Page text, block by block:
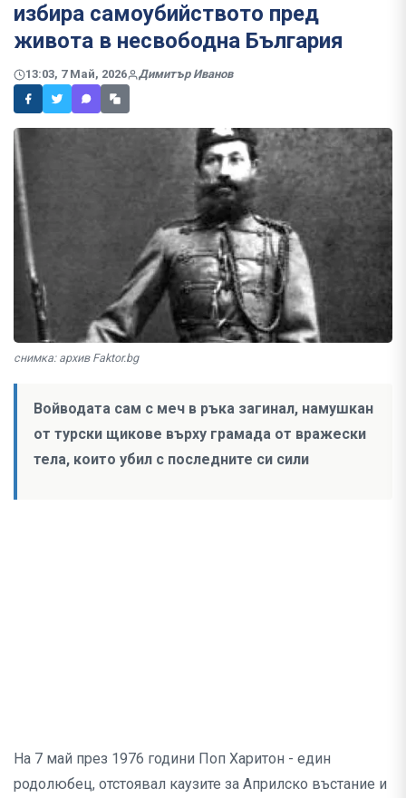
избира самоубийството пред
живота в несвободна България
13:03, 7 Май, 2026 Димитър Иванов
снимка: архив Faktor.bg
Войводата сам с меч в ръка загинал, намушкан
от турски щикове върху грамада от вражески
тела, които убил с последните си сили
На 7 май през 1976 години Поп Харитон - един
родолюбец, отстоявал каузите за Априлско въстание и